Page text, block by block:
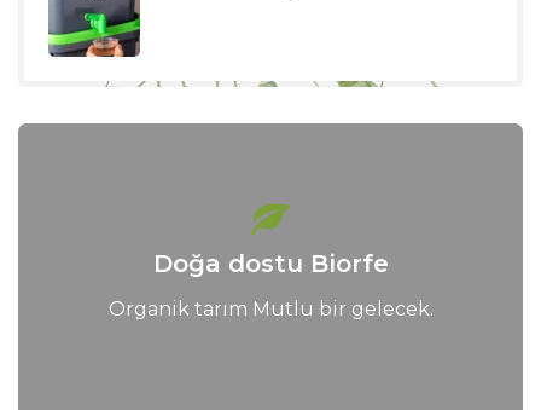
Doğa dostu Biorfe
Organik tarım Mutlu bir gelecek.